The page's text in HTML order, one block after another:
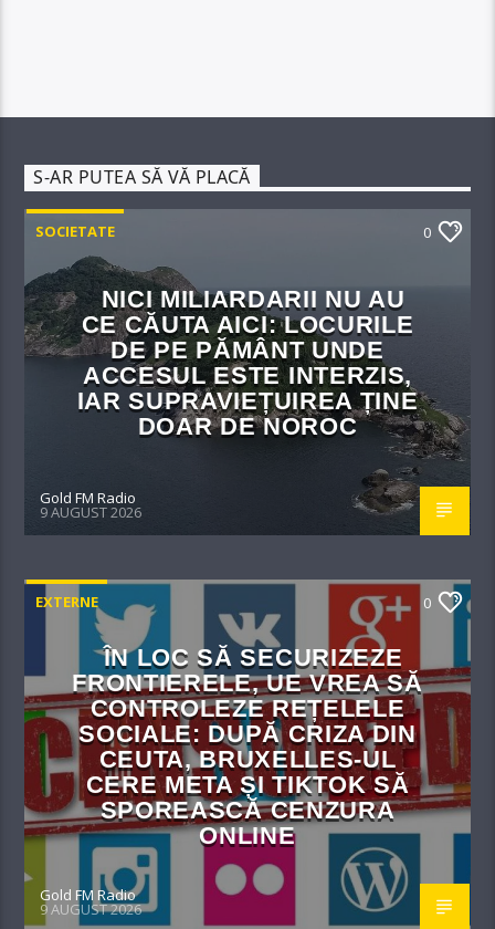
S-AR PUTEA SĂ VĂ PLACĂ
SOCIETATE 0
NICI MILIARDARII NU AU
CE CĂUTA AICI: LOCURILE
DE PE PĂMÂNT UNDE
ACCESUL ESTE INTERZIS,
IAR SUPRAVIEȚUIREA ȚINE
DOAR DE NOROC
Gold FM Radio
9 AUGUST 2026
EXTERNE 0
ÎN LOC SĂ SECURIZEZE
FRONTIERELE, UE VREA SĂ
CONTROLEZE REȚELELE
SOCIALE: DUPĂ CRIZA DIN
CEUTA, BRUXELLES-UL
CERE META ȘI TIKTOK SĂ
SPOREASCĂ CENZURA
ONLINE
Gold FM Radio
9 AUGUST 2026